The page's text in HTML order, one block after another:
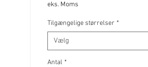
eks. Moms
Tilgængelige størrelser *
Vælg
Antal *